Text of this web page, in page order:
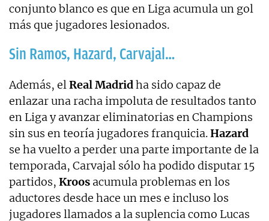
conjunto blanco es que en Liga acumula un gol
más que jugadores lesionados.
Sin Ramos, Hazard, Carvajal…
Además, elReal Madridha sido capaz de
enlazar una racha impoluta de resultados tanto
en Liga y avanzar eliminatorias en Champions
sin sus en teoría jugadores franquicia.Hazard
se ha vuelto a perder una parte importante de la
temporada, Carvajal sólo ha podido disputar 15
partidos, Kroos acumula problemas en los
aductores desde hace un mes e incluso los
jugadores llamados a la suplencia como Lucas